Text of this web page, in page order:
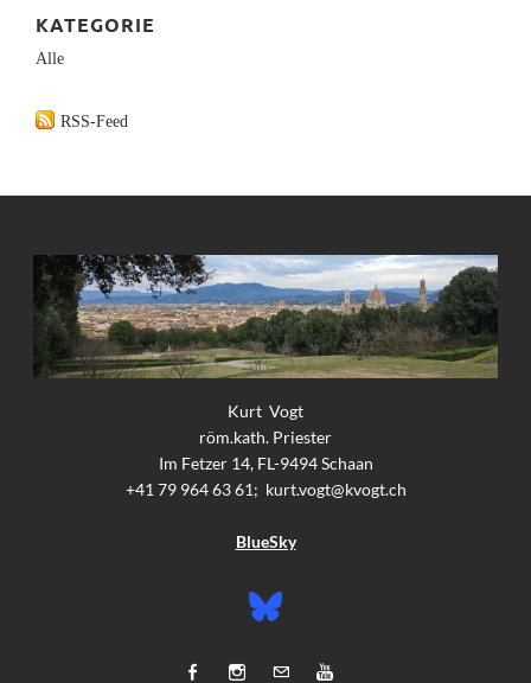
KATEGORIE
Alle
RSS-Feed
Kurt Vogt
röm.kath. Priester
Im Fetzer 14, FL-9494 Schaan
+41 79 964 63 61; kurt.vogt@kvogt.ch
BlueSky